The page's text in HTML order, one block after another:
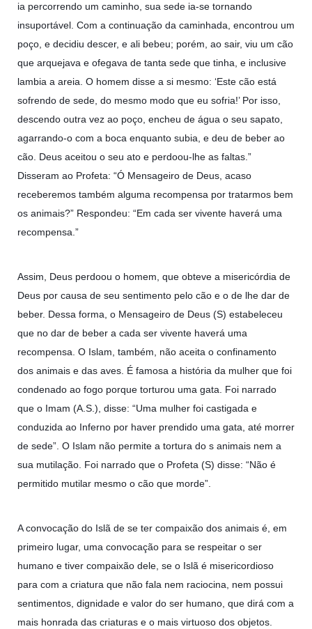
ia percorrendo um caminho, sua sede ia-se tornando
insuportável. Com a continuação da caminhada, encontrou um
poço, e decidiu descer, e ali bebeu; porém, ao sair, viu um cão
que arquejava e ofegava de tanta sede que tinha, e inclusive
lambia a areia. O homem disse a si mesmo: ‘Este cão está
sofrendo de sede, do mesmo modo que eu sofria!’ Por isso,
descendo outra vez ao poço, encheu de água o seu sapato,
agarrando-o com a boca enquanto subia, e deu de beber ao
cão. Deus aceitou o seu ato e perdoou-lhe as faltas.”
Disseram ao Profeta: “Ó Mensageiro de Deus, acaso
receberemos também alguma recompensa por tratarmos bem
os animais?” Respondeu: “Em cada ser vivente haverá uma
recompensa.”
Assim, Deus perdoou o homem, que obteve a misericórdia de
Deus por causa de seu sentimento pelo cão e o de lhe dar de
beber. Dessa forma, o Mensageiro de Deus (S) estabeleceu
que no dar de beber a cada ser vivente haverá uma
recompensa. O Islam, também, não aceita o confinamento
dos animais e das aves. É famosa a história da mulher que foi
condenado ao fogo porque torturou uma gata. Foi narrado
que o Imam (A.S.), disse: “Uma mulher foi castigada e
conduzida ao Inferno por haver prendido uma gata, até morrer
de sede”. O Islam não permite a tortura do s animais nem a
sua mutilação. Foi narrado que o Profeta (S) disse: “Não é
permitido mutilar mesmo o cão que morde”.
A convocação do Islã de se ter compaixão dos animais é, em
primeiro lugar, uma convocação para se respeitar o ser
humano e tiver compaixão dele, se o Islã é misericordioso
para com a criatura que não fala nem raciocina, nem possui
sentimentos, dignidade e valor do ser humano, que dirá com a
mais honrada das criaturas e o mais virtuoso dos objetos.